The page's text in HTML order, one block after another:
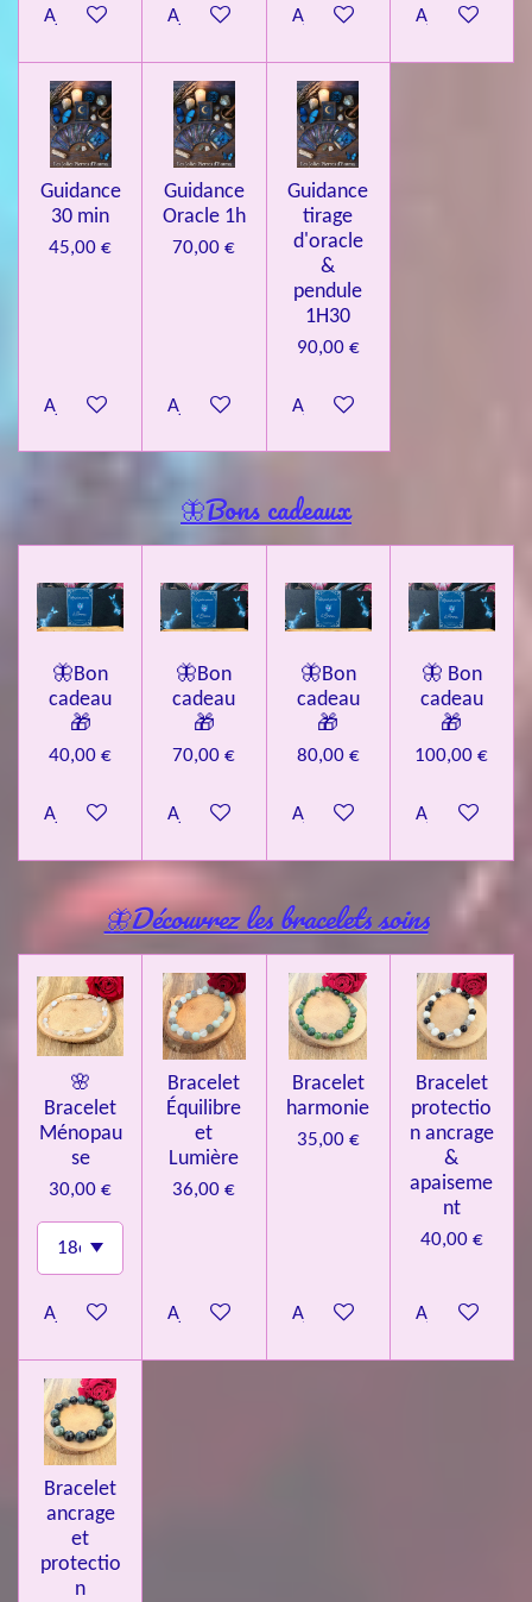
Ajouter au panierAjouter au panierAjouter au panierAjouter au
Guidance
30 min
45,00 €
Ajouter au panier
Guidance
Oracle 1h
70,00 €
Ajouter au panier
Guidance
tirage
d'oracle
&
pendule
1H30
90,00 €
Ajouter au panier
🦋Bons cadeaux
🦋Bon
cadeau
🎁
40,00 €
Ajouter au panier
🦋Bon
cadeau
🎁
70,00 €
Ajouter au panier
🦋Bon
cadeau
🎁
80,00 €
Ajouter au panier
🦋 Bon
cadeau
🎁
100,00 €
Ajouter au
🦋Découvrez les bracelets soins
🌸
Bracelet
Ménopau
se
30,00 €
Ajouter au panier
Bracelet
Équilibre
et
Lumière
36,00 €
Ajouter au panier
Bracelet
harmonie
35,00 €
Ajouter au panier
Bracelet
protectio
n ancrage
&
apaiseme
nt
40,00 €
Ajouter au
Bracelet
ancrage
et
protectio
n